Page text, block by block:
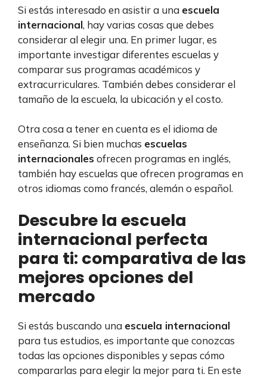
Si estás interesado en asistir a una escuela
internacional, hay varias cosas que debes
considerar al elegir una. En primer lugar, es
importante investigar diferentes escuelas y
comparar sus programas académicos y
extracurriculares. También debes considerar el
tamaño de la escuela, la ubicación y el costo.
Otra cosa a tener en cuenta es el idioma de
enseñanza. Si bien muchas escuelas
internacionales ofrecen programas en inglés,
también hay escuelas que ofrecen programas en
otros idiomas como francés, alemán o español.
Descubre la escuela
internacional perfecta
para ti: comparativa de las
mejores opciones del
mercado
Si estás buscando una escuela internacional
para tus estudios, es importante que conozcas
todas las opciones disponibles y sepas cómo
compararlas para elegir la mejor para ti. En este